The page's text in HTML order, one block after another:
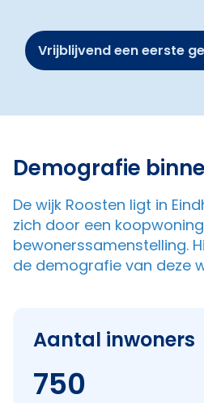
Vrijblijvend een eerste
Demografie
De wijk Roosten ligt in
zich door een
bewonerssamenstelling.
de demografie van deze
Aantal inwoners
750